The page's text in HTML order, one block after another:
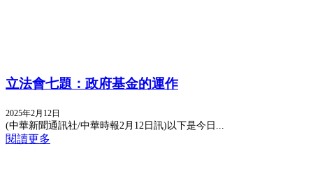
立法會七題：政府基金的運作
2025年2月12日
(中華新聞通訊社/中華時報2月12日訊)以下是今日...
閱讀更多